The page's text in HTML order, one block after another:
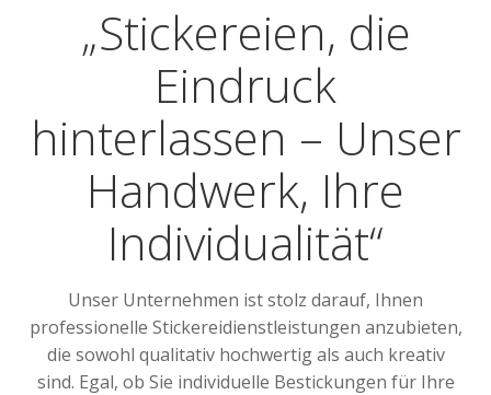
„Stickereien, die
Eindruck
hinterlassen – Unser
Handwerk, Ihre
Individualität“
Unser Unternehmen ist stolz darauf, Ihnen
professionelle Stickereidienstleistungen anzubieten,
die sowohl qualitativ hochwertig als auch kreativ
sind. Egal, ob Sie individuelle Bestickungen für Ihre